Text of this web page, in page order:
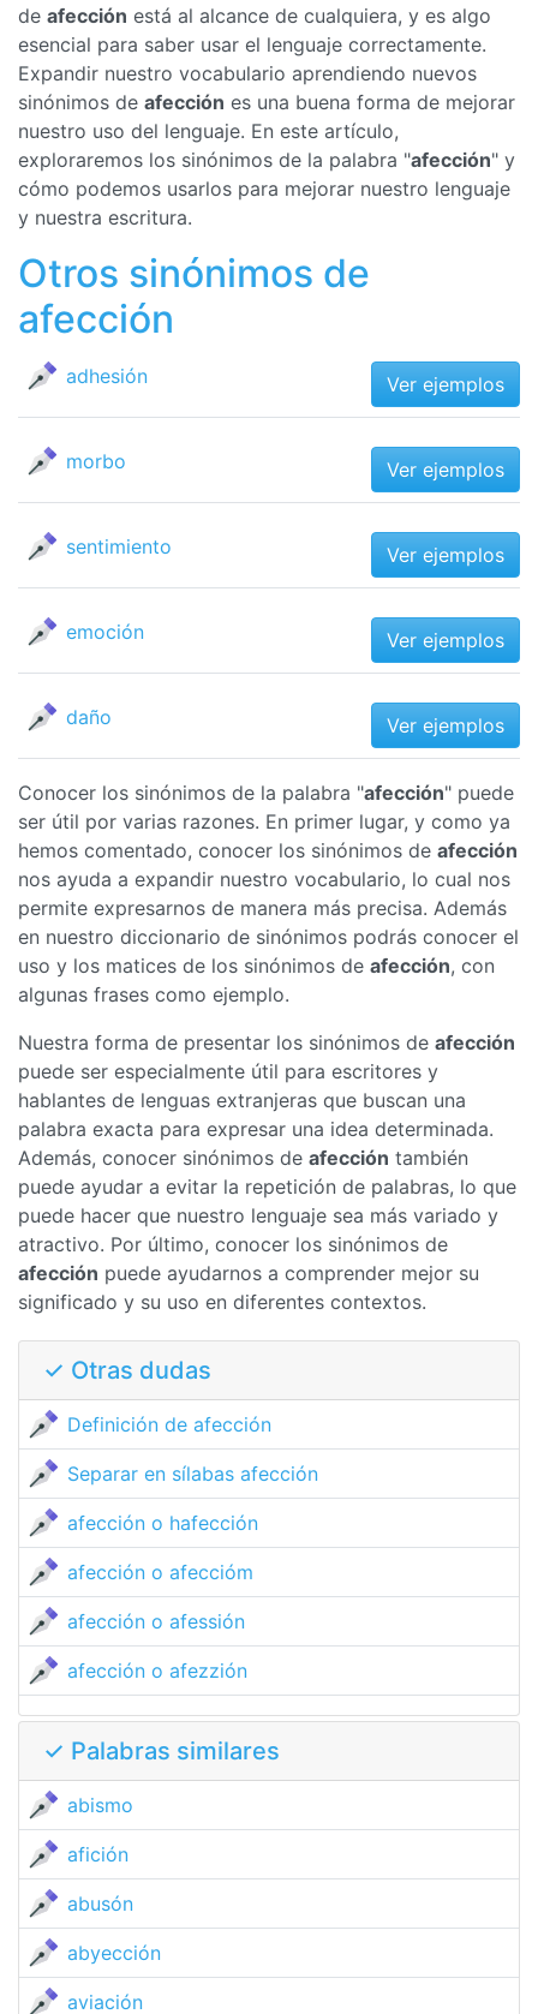
de afección está al alcance de cualquiera, y es algo
esencial para saber usar el lenguaje correctamente.
Expandir nuestro vocabulario aprendiendo nuevos
sinónimos de afección es una buena forma de mejorar
nuestro uso del lenguaje. En este artículo,
exploraremos los sinónimos de la palabra "afección" y
cómo podemos usarlos para mejorar nuestro lenguaje
y nuestra escritura.
Otros sinónimos de
afección
adhesión Ver ejemplos
morbo Ver ejemplos
sentimiento Ver ejemplos
emoción Ver ejemplos
daño Ver ejemplos
Conocer los sinónimos de la palabra "afección" puede
ser útil por varias razones. En primer lugar, y como ya
hemos comentado, conocer los sinónimos de afección
nos ayuda a expandir nuestro vocabulario, lo cual nos
permite expresarnos de manera más precisa. Además
en nuestro diccionario de sinónimos podrás conocer el
uso y los matices de los sinónimos de afección, con
algunas frases como ejemplo.
Nuestra forma de presentar los sinónimos de afección
puede ser especialmente útil para escritores y
hablantes de lenguas extranjeras que buscan una
palabra exacta para expresar una idea determinada.
Además, conocer sinónimos de afección también
puede ayudar a evitar la repetición de palabras, lo que
puede hacer que nuestro lenguaje sea más variado y
atractivo. Por último, conocer los sinónimos de
afección puede ayudarnos a comprender mejor su
significado y su uso en diferentes contextos.
✓ Otras dudas
Definición de afección
Separar en sílabas afección
afección o hafección
afección o afeccióm
afección o afessión
afección o afezzión
✓ Palabras similares
abismo
afición
abusón
abyección
aviación